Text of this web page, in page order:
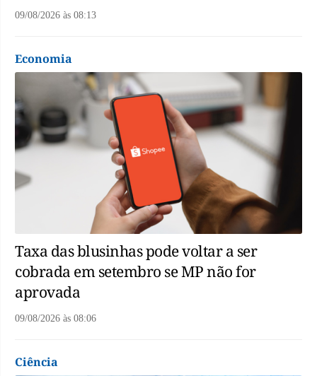
09/08/2026 às 08:13
Economia
Taxa das blusinhas pode voltar a ser
cobrada em setembro se MP não for
aprovada
09/08/2026 às 08:06
Ciência